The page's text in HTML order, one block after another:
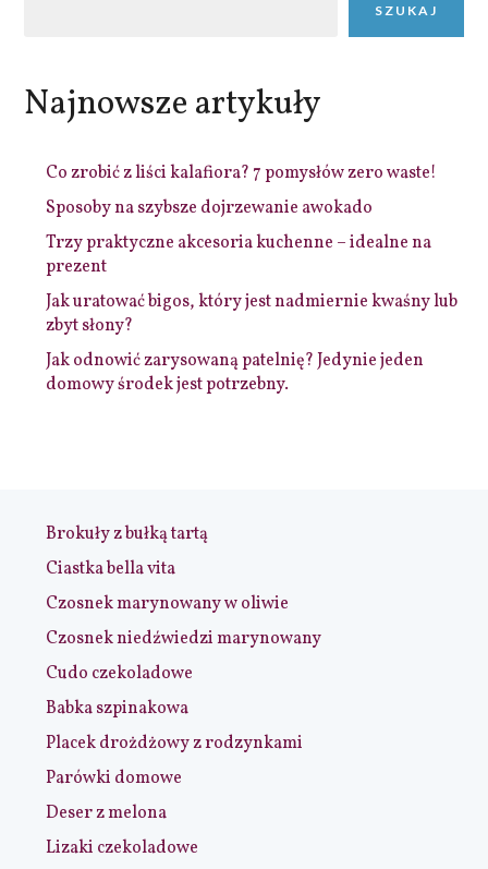
SZUKAJ
Najnowsze artykuły
Co zrobić z liści kalafiora? 7 pomysłów zero waste!
Sposoby na szybsze dojrzewanie awokado
Trzy praktyczne akcesoria kuchenne – idealne na
prezent
Jak uratować bigos, który jest nadmiernie kwaśny lub
zbyt słony?
Jak odnowić zarysowaną patelnię? Jedynie jeden
domowy środek jest potrzebny.
Brokuły z bułką tartą
Ciastka bella vita
Czosnek marynowany w oliwie
Czosnek niedźwiedzi marynowany
Cudo czekoladowe
Babka szpinakowa
Placek drożdżowy z rodzynkami
Parówki domowe
Deser z melona
Lizaki czekoladowe